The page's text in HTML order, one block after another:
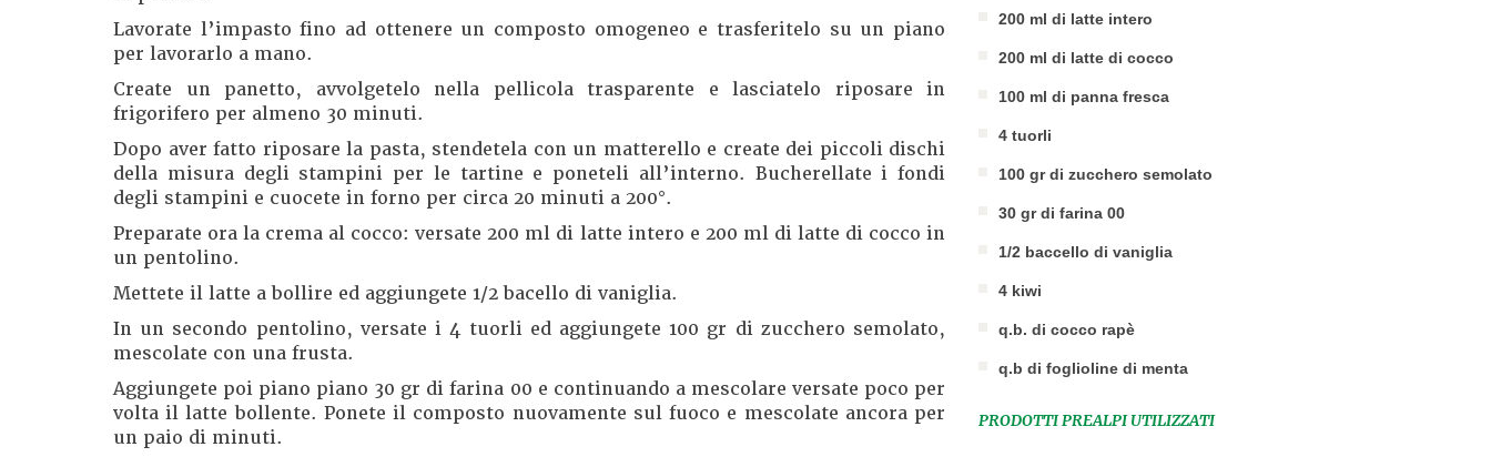
Lavorate l’impasto fino ad ottenere un composto omogeneo e trasferitelo su un piano
per lavorarlo a mano.
Create un panetto, avvolgetelo nella pellicola trasparente e lasciatelo riposare in
frigorifero per almeno 30 minuti.
Dopo aver fatto riposare la pasta, stendetela con un matterello e create dei piccoli dischi
della misura degli stampini per le tartine e poneteli all’interno. Bucherellate i fondi
degli stampini e cuocete in forno per circa 20 minuti a 200°.
Preparate ora la crema al cocco: versate 200 ml di latte intero e 200 ml di latte di cocco in
un pentolino.
Mettete il latte a bollire ed aggiungete 1/2 bacello di vaniglia.
In un secondo pentolino, versate i 4 tuorli ed aggiungete 100 gr di zucchero semolato,
mescolate con una frusta.
Aggiungete poi piano piano 30 gr di farina 00 e continuando a mescolare versate poco per
volta il latte bollente. Ponete il composto nuovamente sul fuoco e mescolate ancora per
un paio di minuti.
200 ml di latte intero
200 ml di latte di cocco
100 ml di panna fresca
4 tuorli
100 gr di zucchero semolato
30 gr di farina 00
1/2 baccello di vaniglia
4 kiwi
q.b. di cocco rapè
q.b di foglioline di menta
PRODOTTI PREALPI UTILIZZATI